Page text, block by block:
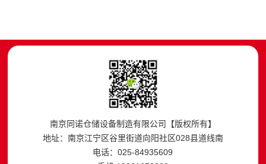
南京同诺仓储设备制造有限公司【版权所有】
地址：南京江宁区谷里街道向阳社区028县道线南
电话：025-84935609